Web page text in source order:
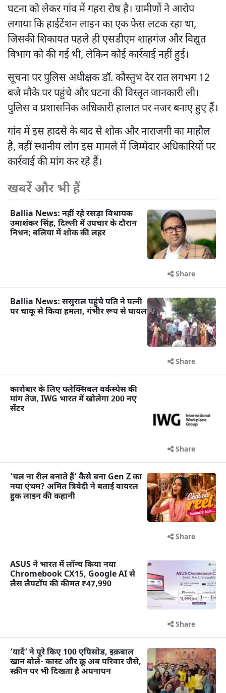
घटना को लेकर गांव में गहरा रोष है। ग्रामीणों ने आरोप
लगाया कि हाईटेंशन लाइन का एक फेस लटक रहा था,
जिसकी शिकायत पहले ही एसडीएम शाहगंज और विद्युत
विभाग को की गई थी, लेकिन कोई कार्रवाई नहीं हुई।
सूचना पर पुलिस अधीक्षक डॉ. कौस्तुभ देर रात लगभग 12
बजे मौके पर पहुंचे और घटना की विस्तृत जानकारी ली।
पुलिस व प्रशासनिक अधिकारी हालात पर नजर बनाए हुए हैं।
गांव में इस हादसे के बाद से शोक और नाराजगी का माहौल
है, वहीं स्थानीय लोग इस मामले में जिम्मेदार अधिकारियों पर
कार्रवाई की मांग कर रहे हैं।
खबरें और भी हैं
Ballia News: नहीं रहे रसड़ा विधायक
उमाशंकर सिंह, दिल्ली में उपचार के दौरान
निधन; बलिया में शोक की लहर
Share
Ballia News: ससुराल पहुंचे पति ने पत्नी
पर चाकू से किया हमला, गंभीर रूप से घायल
Share
कारोबार के लिए फ्लेक्सिबल वर्कस्पेस की
मांग तेज, IWG भारत में खोलेगा 200 नए
सेंटर
Share
‘चल ना रील बनाते हैं’ कैसे बना Gen Z का
नया एंथम? अमित त्रिवेदी ने बताई वायरल
हुक लाइन की कहानी
Share
ASUS ने भारत में लॉन्च किया नया
Chromebook CX15, Google AI से
लैस लैपटॉप की कीमत ₹47,990
Share
‘यादें’ ने पूरे किए 100 एपिसोड, इक़बाल
खान बोले- कास्ट और क्रू अब परिवार जैसे,
स्क्रीन पर भी दिखता है अपनापन